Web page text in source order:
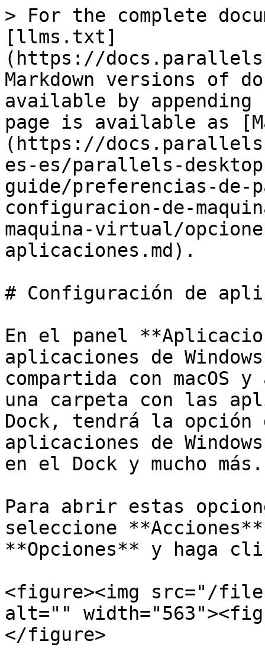
> For the complete
[llms.txt]
(https://
Markdown versions of
available by
page is available as
(https://
es-es/parallels-
guide/preferencias-
configuracion-de-
maquina-virtual/
aplicaciones.md).
# Configuración de
En el panel
aplicaciones de
compartida con
una carpeta con las
Dock, tendrá la
aplicaciones de
en el Dock y mucho más.
Para abrir estas
seleccione
**Opciones** y haga
<figure><img src="/files/
alt=""
</figure>